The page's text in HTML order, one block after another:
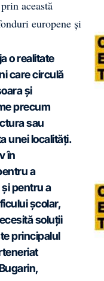
această
europene și
o realitate
care circulă
și
precum
sau
unei localități.
în
a
pentru a
școlar,
soluții
principalul